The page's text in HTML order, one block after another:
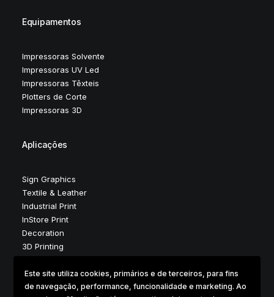
Equipamentos
Impressoras Solvente
Impressoras UV Led
Impressoras Têxteis
Plotters de Corte
Impressoras 3D
Aplicações
Sign Graphics
Textile & Leather
Industrial Print
InStore Print
Decoration
3D Printing
Este site utiliza cookies, primários e de terceiros, para fins
de navegação, performance, funcionalidade e marketing. Ao